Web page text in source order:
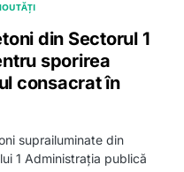
din Sectorul 1
sporirea
consacrat în
suprailuminate din
1 Administrația publică